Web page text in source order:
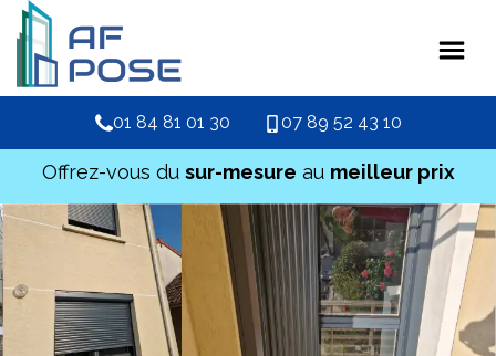
01 84 81 01 30 07 89 52 43 10
Offrez-vous du sur-mesure au meilleur prix